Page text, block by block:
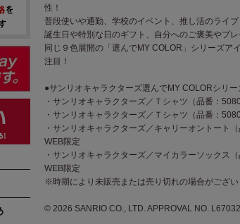
性！
普段使いや通勤、学校のイベント、推し活のライブ
誕生日や特別な日のギフト、自分へのご褒美やプレ
同じ９色展開の「選んでMY COLOR」シリーズア
注目！
●サンリオキャラクターズ選んでMY COLORシリー
・サンリオキャラクターズ／Ｔシャツ（品番：
・サンリオキャラクターズ／Ｔシャツ（品番：
・サンリオキャラクターズ／キャリーオントート
WEB限定
・サンリオキャラクターズ／マイカラーソックス
WEB限定
※時期により未販売または売り切れの場合がござい
© 2026 SANRIO CO., LTD. APPROVAL NO.